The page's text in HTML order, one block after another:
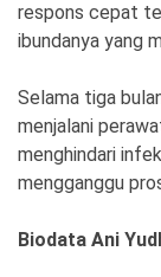
News
Indonesia
.
Reserve
respons cepat
ibundanya yang
Selama tiga
menjalani
menghindari
mengganggu
Biodata Ani